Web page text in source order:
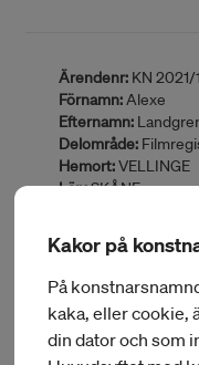
Ärendenr: KN
Förnamn:Alexe
Efternamn:
Delområde:
Hemort:VELLINGE
Län:SKÅNE
Danmark
7 000 kr
Kakor på
På
kaka, eller cookie,
din dator och som